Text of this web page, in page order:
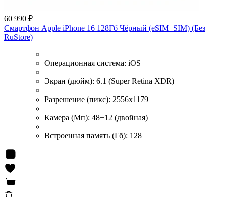
60 990 ₽
Смартфон Apple iPhone 16 128Гб Чёрный (eSIM+SIM) (Без
RuStore)
Операционная система: iOS
Экран (дюйм): 6.1 (Super Retina XDR)
Разрешение (пикс): 2556x1179
Камера (Мп): 48+12 (двойная)
Встроенная память (Гб): 128